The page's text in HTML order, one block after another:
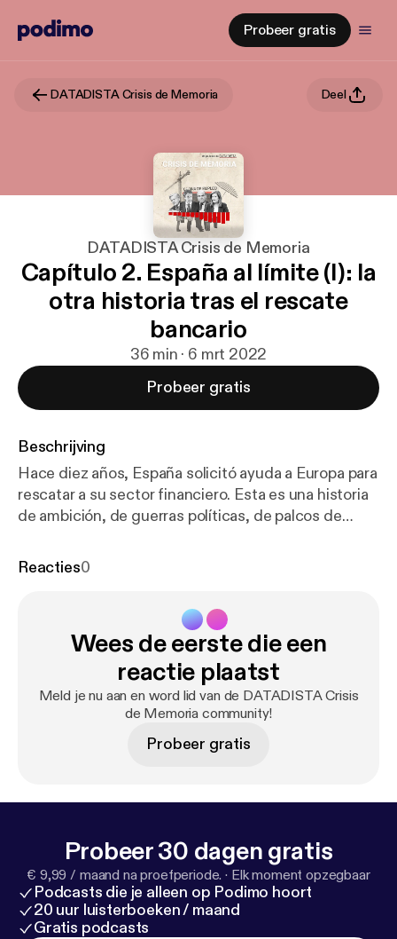
Probeer gratis
DATADISTA Crisis de Memoria Deel
DATADISTA Crisis de Memoria
Capítulo 2. España al límite (I): la
otra historia tras el rescate
bancario
36 min · 6 mrt 2022
Probeer gratis
Beschrijving
Hace diez años, España solicitó ayuda a Europa para
rescatar a su sector financiero. Esta es una historia
de ambición, de guerras políticas, de palcos de
español acabó convertido en la causa del
tiempo de lo que llegaba mientras otros, que creían
haber tocado el cielo de los elegidos, cayeron a
plomo en cuanto cambió el viento. Una historia que
da comienzo con un cambio de Gobierno pero que
se remonta a tiempos y decisiones de los que
Reacties0
Wees de eerste die een
reactie plaatst
Meld je nu aan en word lid van de DATADISTA Crisis
de Memoria community!
Probeer gratis
Probeer 30 dagen gratis
€ 9,99 / maand na proefperiode. · Elk moment opzegbaar
Podcasts die je alleen op Podimo hoort
20 uur luisterboeken / maand
Gratis podcasts